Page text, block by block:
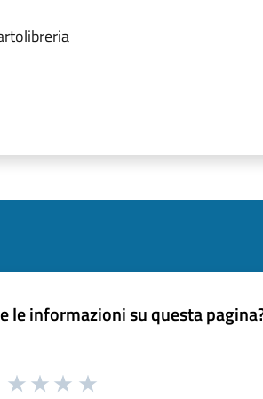
le informazioni su questa